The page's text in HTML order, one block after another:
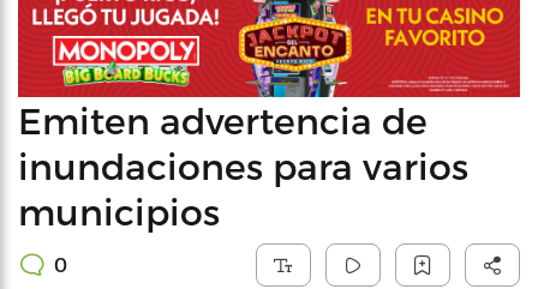
Emiten advertencia de
inundaciones para varios
municipios
0